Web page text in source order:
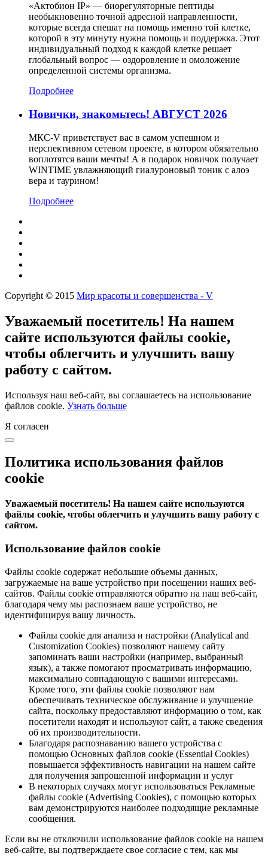
«Актобион IP» — биорегуляторные пептиды
необыкновенно точной адресной направленности,
которые всегда спешат на помощь именно той клетке,
которой в эту минуту нужна помощь и поддержка. Этот
индивидуальный подход к каждой клетке решает
глобальный вопрос — оздоровление и омоложение
определенной системы организма.
Подробнее
Новички, знакомьтесь! АВГУСТ 2026
МКС-V приветствует вас в самом успешном и
перспективном сетевом проекте, в котором обязательно
воплотятся ваши мечты! А в подарок новичок получает
WINTIME увлажняющий гиалуроновый тоник с алоэ
вера и таурином!
Подробнее
Copyright © 2015 Мир красоты и совершенства - V
Уважаемый посетитель! На нашем
сайте используются файлы cookie,
чтобы облегчить и улучшить вашу
работу с сайтом.
Используя наш веб-сайт, вы соглашаетесь на использование
файлов cookie. Узнать больше
Я согласен
Политика использования файлов
cookie
Уважаемый посетитель! На нашем сайте используются
файлы cookie, чтобы облегчить и улучшить вашу работу с
сайтом.
Использование файлов cookie
Файлы cookie содержат небольшие объемы данных,
загружаемые на ваше устройство при посещении наших веб-
сайтов. Файлы cookie отправляются обратно на наш веб-сайт,
благодаря чему мы распознаем ваше устройство, не
идентифицируя вашу личность.
Файлы cookie для анализа и настройки (Analytical and
Customization Cookies) позволяют нашему сайту
запоминать ваши настройки (например, выбранный
язык), а также помогают просматривать информацию,
максимально совпадающую с вашими интересами.
Кроме того, эти файлы cookie позволяют нам
обеспечивать техническое обслуживание и улучшение
сайта, поскольку предоставляют информацию о том, как
посетители находят и используют сайт, а также сведения
об их производительности.
Благодаря распознаванию вашего устройства с
помощью Основных файлов cookie (Essential Cookies)
повышается эффективность навигации на нашем сайте
для получения запрошенной информации и услуг
В некоторых случаях могут использоваться Рекламные
файлы cookie (Advertising Cookies), с помощью которых
вам демонстрируются наиболее подходящие рекламные
сообщения.
Если вы не отключили использование файлов cookie на нашем
веб-сайте, вы подтверждаете свое согласие с тем, как мы